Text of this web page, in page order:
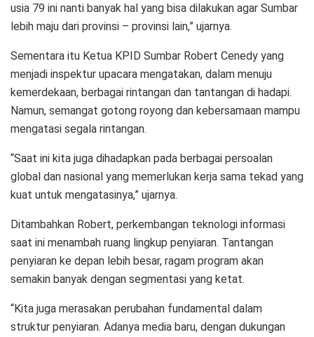
usia 79 ini nanti banyak hal yang bisa dilakukan agar Sumbar
lebih maju dari provinsi – provinsi lain,” ujarnya.
Sementara itu Ketua KPID Sumbar Robert Cenedy yang
menjadi inspektur upacara mengatakan, dalam menuju
kemerdekaan, berbagai rintangan dan tantangan di hadapi.
Namun, semangat gotong royong dan kebersamaan mampu
mengatasi segala rintangan.
“Saat ini kita juga dihadapkan pada berbagai persoalan
global dan nasional yang memerlukan kerja sama tekad yang
kuat untuk mengatasinya,” ujarnya.
Ditambahkan Robert, perkembangan teknologi informasi
saat ini menambah ruang lingkup penyiaran. Tantangan
penyiaran ke depan lebih besar, ragam program akan
semakin banyak dengan segmentasi yang ketat.
“Kita juga merasakan perubahan fundamental dalam
struktur penyiaran. Adanya media baru, dengan dukungan